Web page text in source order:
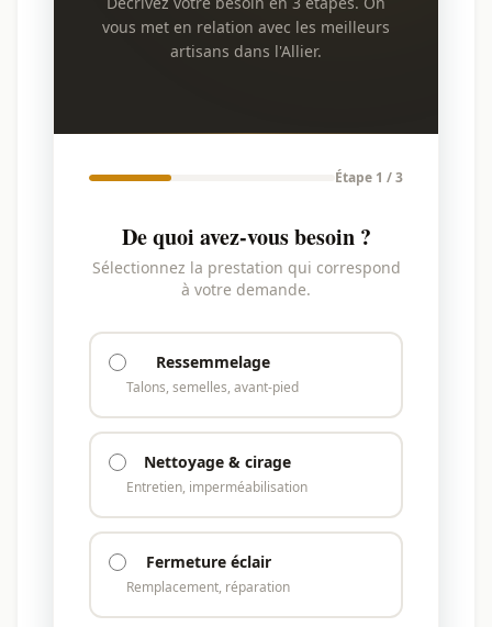
vous met en relation avec les meilleurs
artisans dans l'Allier.
Étape 1 / 3
De quoi avez-vous besoin ?
Sélectionnez la prestation qui correspond
à votre demande.
Ressemmelage
Talons, semelles, avant-pied
Nettoyage & cirage
Entretien, imperméabilisation
Fermeture éclair
Remplacement, réparation